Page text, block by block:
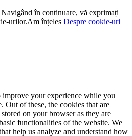
în continuare, vă exprimați
urilor.Am înțeles Despre cookie-uri
improve your experience while you
Out of these, the cookies that are
on your browser as they are
functionalities of the website. We
help us analyze and understand how